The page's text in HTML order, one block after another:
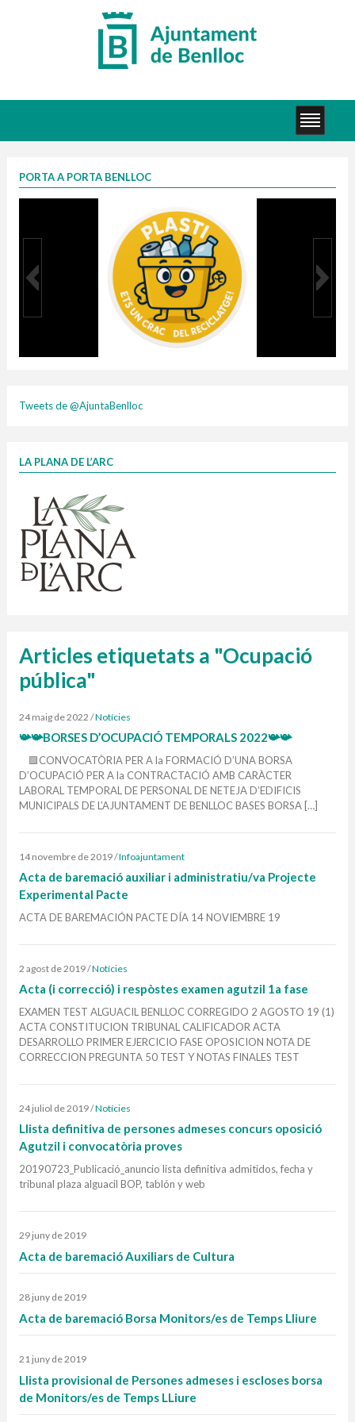
PORTA A PORTA BENLLOC
1 contenidors intel·ligents
Finançat per la Unió Europea – NextGenerationEU
Tweets de @AjuntaBenlloc
LA PLANA DE L’ARC
Articles etiquetats a "Ocupació
pública"
24 maig de 2022 /Notícies
📯📯BORSES D’OCUPACIÓ TEMPORALS 2022📯📯
🟩CONVOCATÒRIA PER A la FORMACIÓ D’UNA BORSA
D’OCUPACIÓ PER A la CONTRACTACIÓ AMB CARÀCTER
LABORAL TEMPORAL DE PERSONAL DE NETEJA D’EDIFICIS
MUNICIPALS DE L’AJUNTAMENT DE BENLLOC BASES BORSA […]
14 novembre de 2019/Infoajuntament
Acta de baremació auxiliar i administratiu/va Projecte
Experimental Pacte
ACTA DE BAREMACIÓN PACTE DÍA 14 NOVIEMBRE 19
2 agost de 2019/Notícies
Acta (i correcció) i respòstes examen agutzil 1a fase
EXAMEN TEST ALGUACIL BENLLOC CORREGIDO 2 AGOSTO 19 (1)
ACTA CONSTITUCION TRIBUNAL CALIFICADOR ACTA
DESARROLLO PRIMER EJERCICIO FASE OPOSICION NOTA DE
CORRECCION PREGUNTA 50 TEST Y NOTAS FINALES TEST
24 juliol de 2019/Notícies
Llista definitiva de persones admeses concurs oposició
Agutzil i convocatòria proves
20190723_Publicació_anuncio lista definitiva admitidos, fecha y
tribunal plaza alguacil BOP, tablón y web
29 juny de 2019
Acta de baremació Auxiliars de Cultura
28 juny de 2019
Acta de baremació Borsa Monitors/es de Temps Lliure
21 juny de 2019
Llista provisional de Persones admeses i escloses borsa
de Monitors/es de Temps LLiure